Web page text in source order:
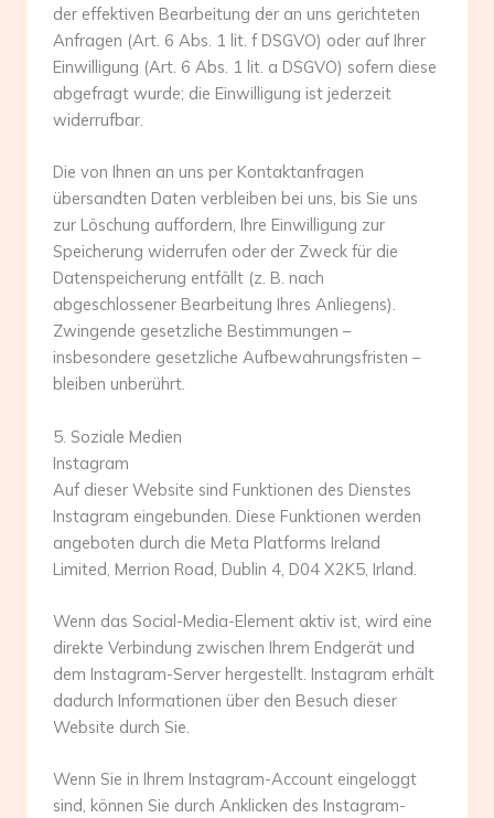
der effektiven Bearbeitung der an uns gerichteten
Anfragen (Art. 6 Abs. 1 lit. f DSGVO) oder auf Ihrer
Einwilligung (Art. 6 Abs. 1 lit. a DSGVO) sofern diese
abgefragt wurde; die Einwilligung ist jederzeit
widerrufbar.
Die von Ihnen an uns per Kontaktanfragen
übersandten Daten verbleiben bei uns, bis Sie uns
zur Löschung auffordern, Ihre Einwilligung zur
Speicherung widerrufen oder der Zweck für die
Datenspeicherung entfällt (z. B. nach
abgeschlossener Bearbeitung Ihres Anliegens).
Zwingende gesetzliche Bestimmungen –
insbesondere gesetzliche Aufbewahrungsfristen –
bleiben unberührt.
5. Soziale Medien
Instagram
Auf dieser Website sind Funktionen des Dienstes
Instagram eingebunden. Diese Funktionen werden
angeboten durch die Meta Platforms Ireland
Limited, Merrion Road, Dublin 4, D04 X2K5, Irland.
Wenn das Social-Media-Element aktiv ist, wird eine
direkte Verbindung zwischen Ihrem Endgerät und
dem Instagram-Server hergestellt. Instagram erhält
dadurch Informationen über den Besuch dieser
Website durch Sie.
Wenn Sie in Ihrem Instagram-Account eingeloggt
sind, können Sie durch Anklicken des Instagram-